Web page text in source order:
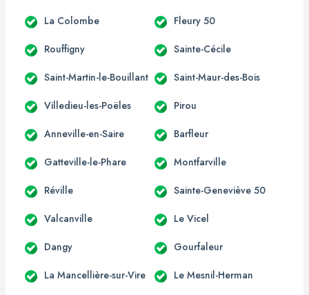
La Colombe Fleury 50
Rouffigny Sainte-Cécile
Saint-Martin-le-Bouillant Saint-Maur-des-Bois
Villedieu-les-Poëles Pirou
Anneville-en-Saire Barfleur
Gatteville-le-Phare Montfarville
Réville Sainte-Geneviève 50
Valcanville Le Vicel
Dangy Gourfaleur
La Mancellière-sur-Vire Le Mesnil-Herman